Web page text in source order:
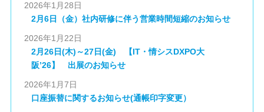
2026年1月28日
2月6日（金）社内研修に伴う営業時間短縮のお知らせ
2026年1月22日
2月26日(木)～27日(金) 【IT・情シスDXPO大
阪’26】 出展のお知らせ
2026年1月7日
口座振替に関するお知らせ(通帳印字変更）